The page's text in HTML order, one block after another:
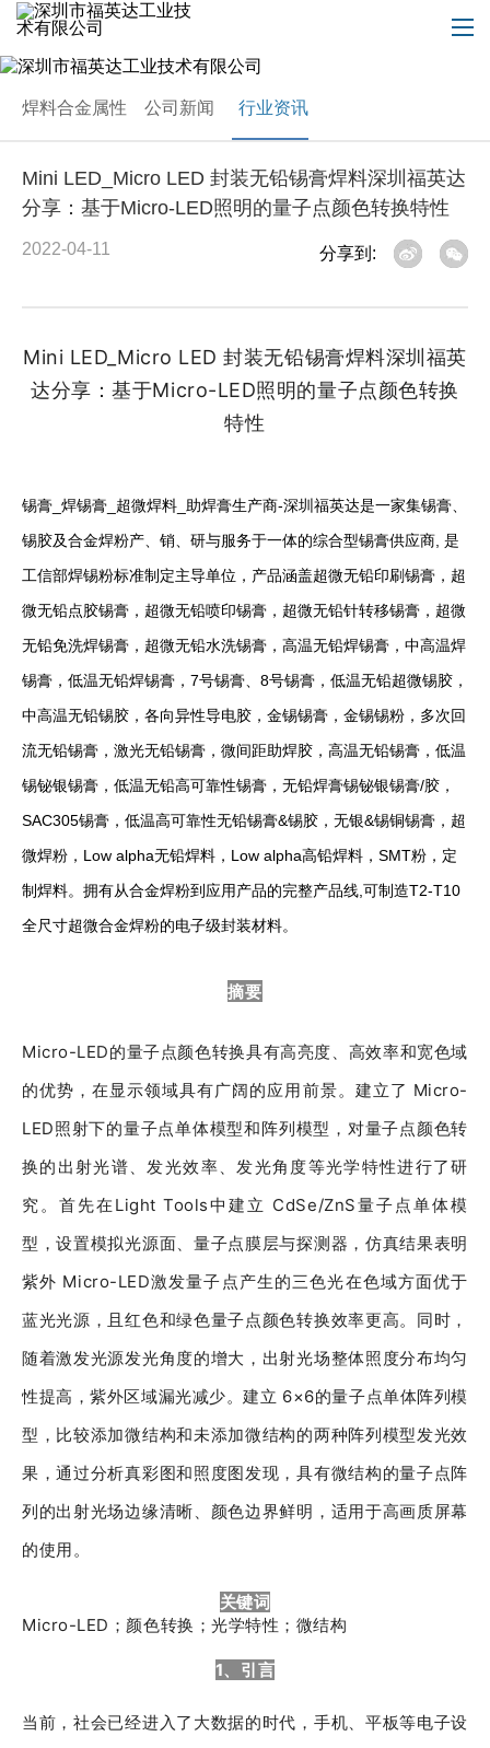
焊料合金属性 公司新闻 行业资讯
Mini LED_Micro LED 封装无铅锡膏焊料深圳福英达
分享：基于Micro-LED照明的量子点颜色转换特性
2022-04-11 分享到:
Mini LED_Micro LED 封装无铅锡膏焊料深圳福英
达分享：基于Micro-LED照明的量子点颜色转换
特性
锡膏_焊锡膏_超微焊料_助焊膏生产商-深圳福英达是一家集锡膏、
锡胶及合金焊粉产、销、研与服务于一体的综合型锡膏供应商, 是
工信部焊锡粉标准制定主导单位，产品涵盖超微无铅印刷锡膏，超
微无铅点胶锡膏，超微无铅喷印锡膏，超微无铅针转移锡膏，超微
无铅免洗焊锡膏，超微无铅水洗锡膏，高温无铅焊锡膏，中高温焊
锡膏，低温无铅焊锡膏，7号锡膏、8号锡膏，低温无铅超微锡胶，
中高温无铅锡胶，各向异性导电胶，金锡锡膏，金锡锡粉，多次回
流无铅锡膏，激光无铅锡膏，微间距助焊胶，高温无铅锡膏，低温
锡铋银锡膏，低温无铅高可靠性锡膏，无铅焊膏锡铋银锡膏/胶，
SAC305锡膏，低温高可靠性无铅锡膏&锡胶，无银&锡铜锡膏，超
微焊粉，Low alpha无铅焊料，Low alpha高铅焊料，SMT粉，定
制焊料。拥有从合金焊粉到应用产品的完整产品线,可制造T2-T10
全尺寸超微合金焊粉的电子级封装材料。
摘要
Micro-LED的量子点颜色转换具有高亮度、高效率和宽色域
的优势，在显示领域具有广阔的应用前景。建立了 Micro-
LED照射下的量子点单体模型和阵列模型，对量子点颜色转
换的出射光谱、发光效率、发光角度等光学特性进行了研
究。首先在Light Tools中建立 CdSe/ZnS量子点单体模
型，设置模拟光源面、量子点膜层与探测器，仿真结果表明
紫外 Micro-LED激发量子点产生的三色光在色域方面优于
蓝光光源，且红色和绿色量子点颜色转换效率更高。同时，
随着激发光源发光角度的增大，出射光场整体照度分布均匀
性提高，紫外区域漏光减少。建立 6×6的量子点单体阵列模
型，比较添加微结构和未添加微结构的两种阵列模型发光效
果，通过分析真彩图和照度图发现，具有微结构的量子点阵
列的出射光场边缘清晰、颜色边界鲜明，适用于高画质屏幕
的使用。
关键词
Micro-LED；颜色转换；光学特性；微结构
1、引言
当前，社会已经进入了大数据的时代，手机、平板等电子设